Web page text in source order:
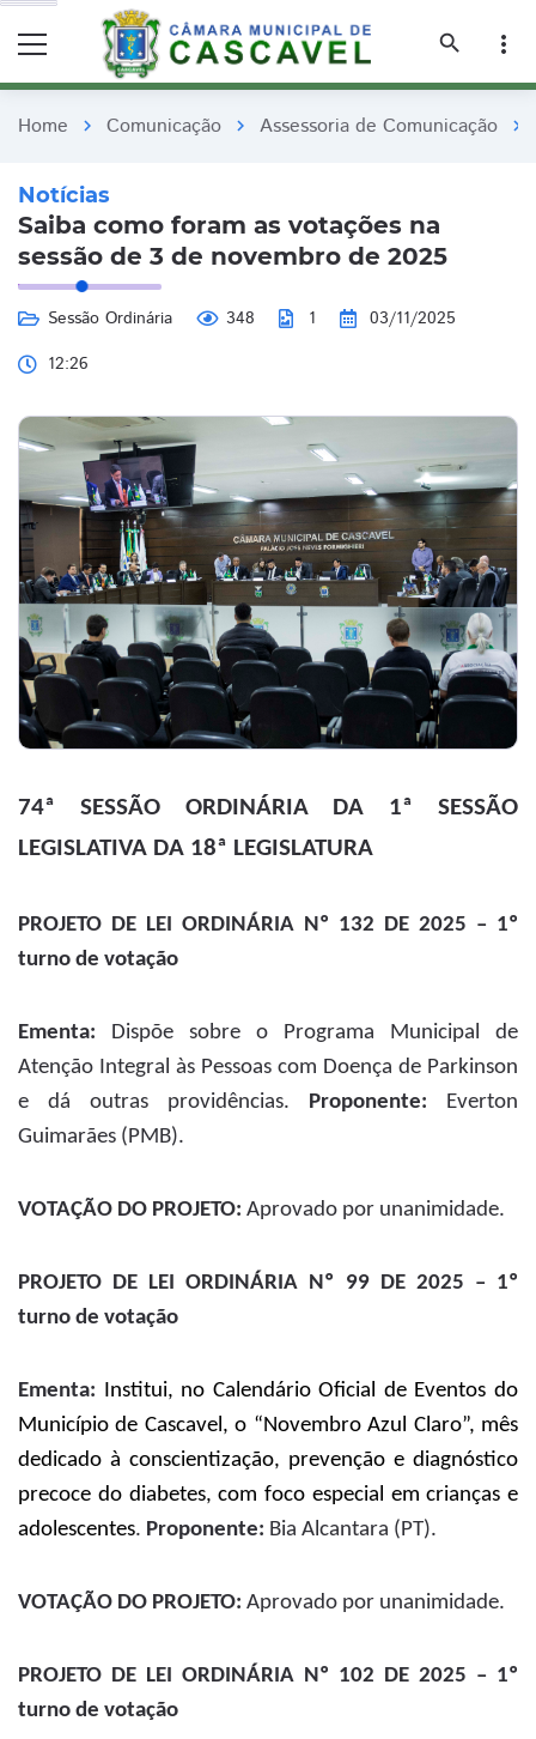
remove_red_eye
search
more_vert
Home chevron_right Comunicação chevron_right Assessoria de Comunicação chevron_right
Notícias
Saiba como foram as votações na
sessão de 3 de novembro de 2025
Sessão Ordinária 348 1
03/11/2025
12:26
74ª SESSÃO ORDINÁRIA DA 1ª SESSÃO
LEGISLATIVA DA 18ª LEGISLATURA
PROJETO DE LEI ORDINÁRIA Nº 132 DE 2025 – 1º
turno de votação
Ementa: Dispõe sobre o Programa Municipal de
Atenção Integral às Pessoas com Doença de Parkinson
e dá outras providências. Proponente: Everton
Guimarães (PMB).
VOTAÇÃO DO PROJETO: Aprovado por unanimidade.
PROJETO DE LEI ORDINÁRIA Nº 99 DE 2025 – 1º
turno de votação
Ementa: Institui, no Calendário Oficial de Eventos do
Município de Cascavel, o “Novembro Azul Claro”, mês
dedicado à conscientização, prevenção e diagnóstico
precoce do diabetes, com foco especial em crianças e
adolescentes. Proponente: Bia Alcantara (PT).
VOTAÇÃO DO PROJETO: Aprovado por unanimidade.
PROJETO DE LEI ORDINÁRIA Nº 102 DE 2025 – 1º
turno de votação